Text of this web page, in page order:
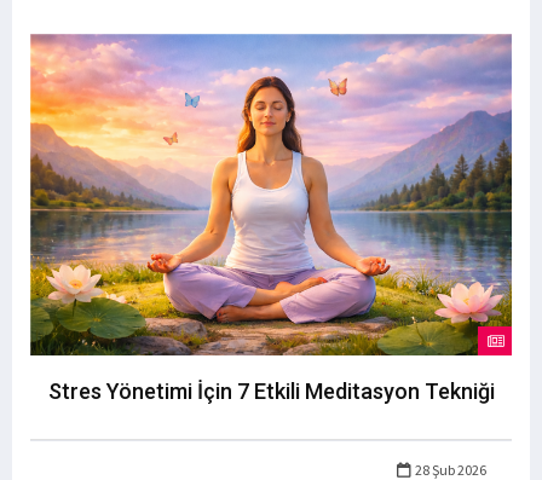
Stres Yönetimi İçin 7 Etkili Meditasyon Tekniği
28 Şub 2026